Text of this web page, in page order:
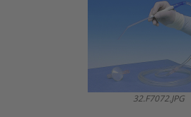
32.F7072.JPG